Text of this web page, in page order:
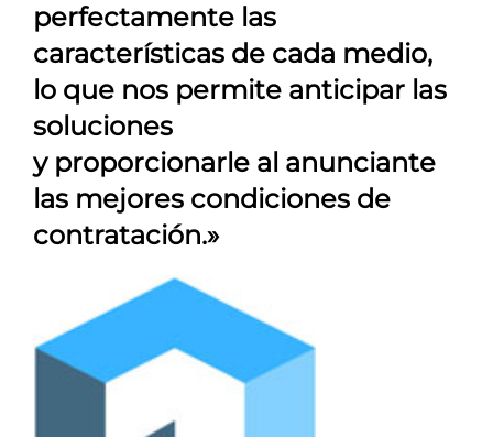
perfectamente las
características de cada medio,
lo que nos permite anticipar las
soluciones
y proporcionarle al anunciante
las mejores condiciones de
contratación.»